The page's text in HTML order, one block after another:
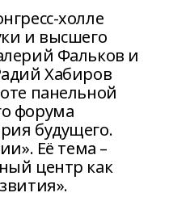
холле
и высшего
Фальков и
Хабиров
панельной
форума
будущего.
Её тема –
центр как